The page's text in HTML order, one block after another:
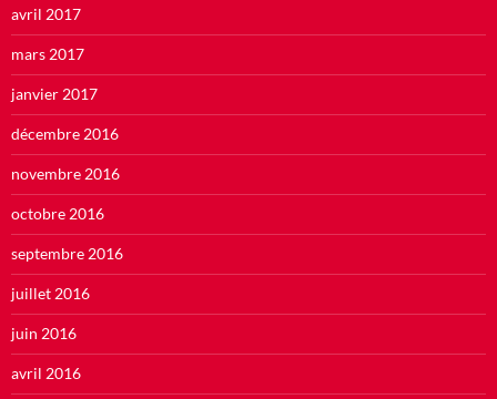
avril 2017
mars 2017
janvier 2017
décembre 2016
novembre 2016
octobre 2016
septembre 2016
juillet 2016
juin 2016
avril 2016